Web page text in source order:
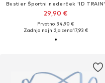
Bustier Športni nederček 'ID TRAIN'
29,90 €
Prvotno: 34,90 €
Zadnja najnižja cena17,93 €